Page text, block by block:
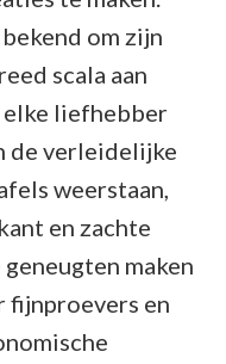
om zijn
scala aan
elke liefhebber
de verleidelijke
weerstaan,
en zachte
maken
fijnproevers en